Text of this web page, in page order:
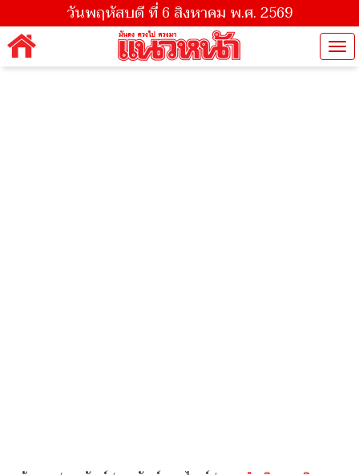
วันพฤหัสบดี ที่ 6 สิงหาคม พ.ศ. 2569